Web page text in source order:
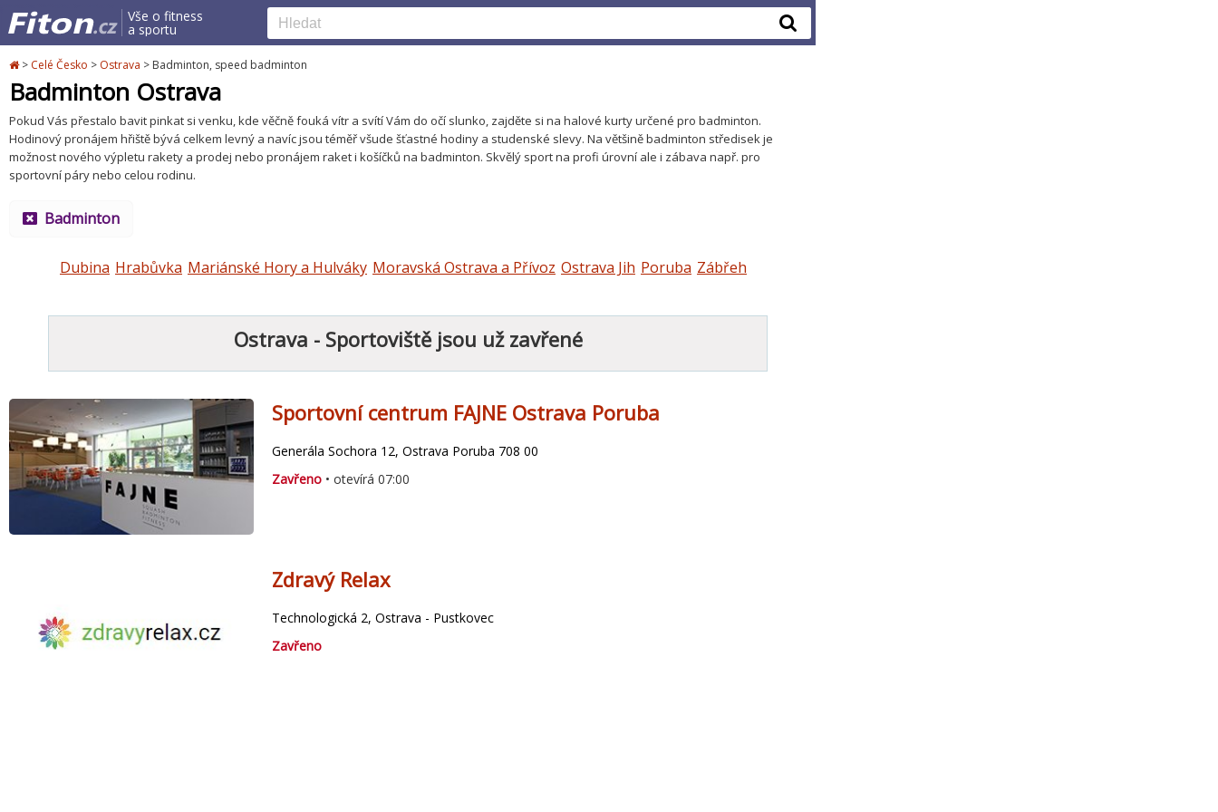
Vše o fitness
a sportu
> Celé Česko > Ostrava > Badminton, speed badminton
Badminton Ostrava
Pokud Vás přestalo bavit pinkat si venku, kde věčně fouká vítr a svítí Vám do očí slunko, zajděte si na halové kurty určené pro badminton.
Hodinový pronájem hřiště bývá celkem levný a navíc jsou téměř všude šťastné hodiny a studenské slevy. Na většině badminton středisek je
možnost nového výpletu rakety a prodej nebo pronájem raket i košíčků na badminton. Skvělý sport na profi úrovní ale i zábava např. pro
sportovní páry nebo celou rodinu.
Badminton
Dubina Hrabůvka Mariánské Hory a Hulváky Moravská Ostrava a Přívoz Ostrava Jih Poruba Zábřeh
Ostrava - Sportoviště jsou už zavřené
Sportovní centrum FAJNE Ostrava Poruba
Generála Sochora 12, Ostrava Poruba 708 00
Zavřeno • otevírá 07:00
Zdravý Relax
Technologická 2, Ostrava - Pustkovec
Zavřeno